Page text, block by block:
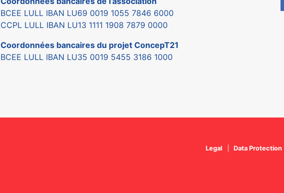
BCEE LULL IBAN LU69 0019 1055 7846 6000
CCPL LULL IBAN LU13 1111 1908 7879 0000
Coordonnées bancaires du projet ConcepT21
BCEE LULL IBAN LU35 0019 5455 3186 1000
Legal Data Protection